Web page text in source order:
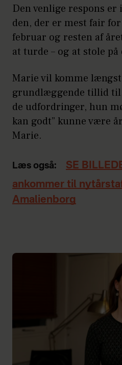
Den venlige respons er
den, der er mest fair
februar og resten af
at turde – og at stole på
Marie vil komme
grundlæggende tillid
de udfordringer, hun
kan godt” kunne være
Marie.
Læs også:
SE
ankommer til
Amalienborg